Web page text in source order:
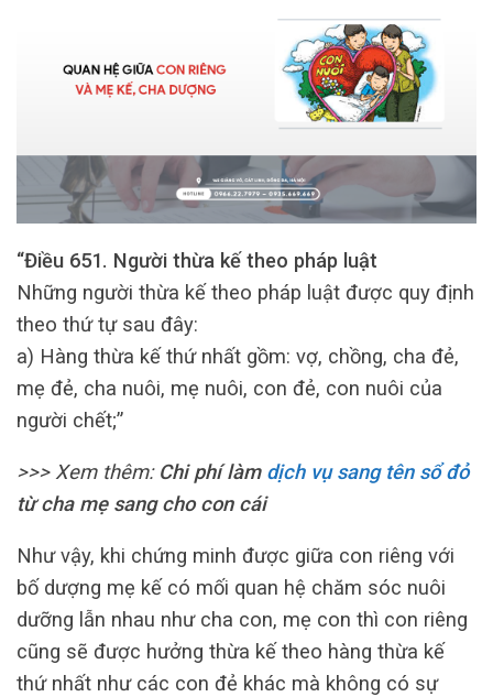
“Điều 651. Người thừa kế theo pháp luật
Những người thừa kế theo pháp luật được quy định
theo thứ tự sau đây:
a) Hàng thừa kế thứ nhất gồm: vợ, chồng, cha đẻ,
mẹ đẻ, cha nuôi, mẹ nuôi, con đẻ, con nuôi của
người chết;”
>>> Xem thêm: Chi phí làm dịch vụ sang tên sổ đỏ
từ cha mẹ sang cho con cái
Như vậy, khi chứng minh được giữa con riêng với
bố dượng mẹ kế có mối quan hệ chăm sóc nuôi
dưỡng lẫn nhau như cha con, mẹ con thì con riêng
cũng sẽ được hưởng thừa kế theo hàng thừa kế
thứ nhất như các con đẻ khác mà không có sự